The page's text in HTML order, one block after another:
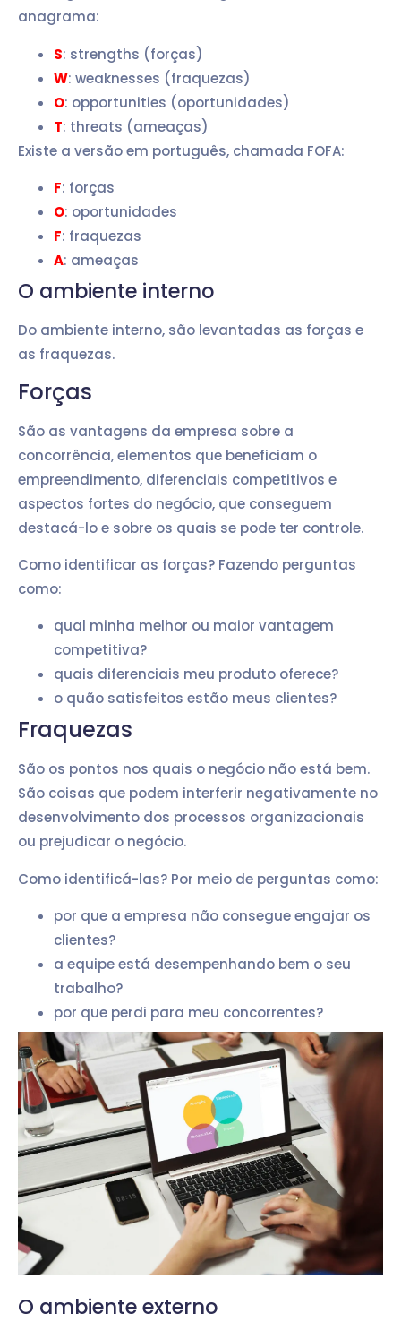
anagrama:
S: strengths (forças)
W: weaknesses (fraquezas)
O: opportunities (oportunidades)
T: threats (ameaças)
Existe a versão em português, chamada FOFA:
F: forças
O: oportunidades
F: fraquezas
A: ameaças
O ambiente interno
Do ambiente interno, são levantadas as forças e
as fraquezas.
Forças
São as vantagens da empresa sobre a
concorrência, elementos que beneficiam o
empreendimento, diferenciais competitivos e
aspectos fortes do negócio, que conseguem
destacá-lo e sobre os quais se pode ter controle.
Como identificar as forças? Fazendo perguntas
como:
qual minha melhor ou maior vantagem
competitiva?
quais diferenciais meu produto oferece?
o quão satisfeitos estão meus clientes?
Fraquezas
São os pontos nos quais o negócio não está bem.
São coisas que podem interferir negativamente no
desenvolvimento dos processos organizacionais
ou prejudicar o negócio.
Como identificá-las? Por meio de perguntas como:
por que a empresa não consegue engajar os
clientes?
a equipe está desempenhando bem o seu
trabalho?
por que perdi para meu concorrentes?
O ambiente externo